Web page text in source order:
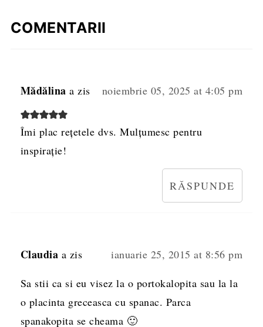
COMENTARII
Mădălina a zis noiembrie 05, 2025 at 4:05 pm
Îmi plac rețetele dvs. Mulțumesc pentru
inspirație!
RĂSPUNDE
Claudia a zis ianuarie 25, 2015 at 8:56 pm
Sa stii ca si eu visez la o portokalopita sau la la
o placinta greceasca cu spanac. Parca
spanakopita se cheama 🙂